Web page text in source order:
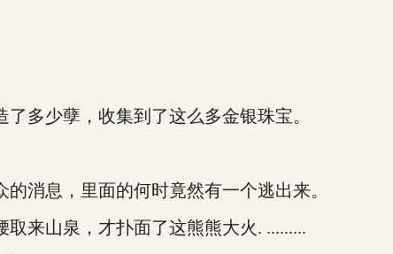
多少孽，收集到了这么多金银珠宝。
消息，里面的何时竟然有一个逃出来。
来山泉，才扑面了这熊熊大火. .........